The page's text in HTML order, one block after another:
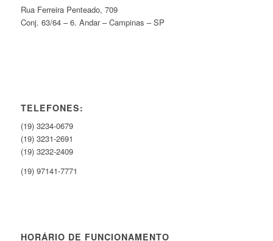
Rua Ferreira Penteado, 709
Conj. 63/64 – 6. Andar – Campinas – SP
TELEFONES:
(19) 3234-0679
(19) 3231-2691
(19) 3232-2409
(19) 97141-7771
HORÁRIO DE FUNCIONAMENTO